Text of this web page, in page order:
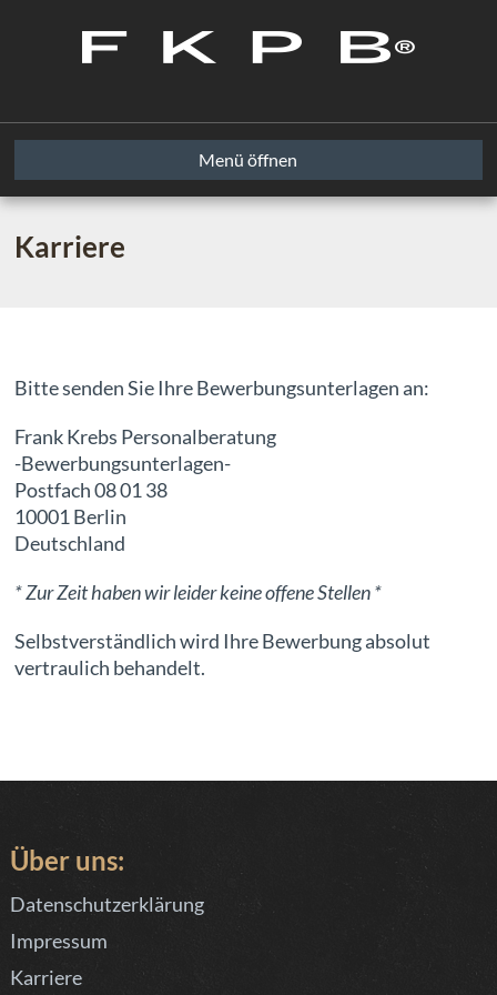
Menü öffnen
Karriere
Bitte senden Sie Ihre Bewerbungsunterlagen an:
Frank Krebs Personalberatung
-Bewerbungsunterlagen-
Postfach 08 01 38
10001 Berlin
Deutschland
* Zur Zeit haben wir leider keine offene Stellen *
Selbstverständlich wird Ihre Bewerbung absolut
vertraulich behandelt.
Über uns:
Datenschutzerklärung
Impressum
Karriere